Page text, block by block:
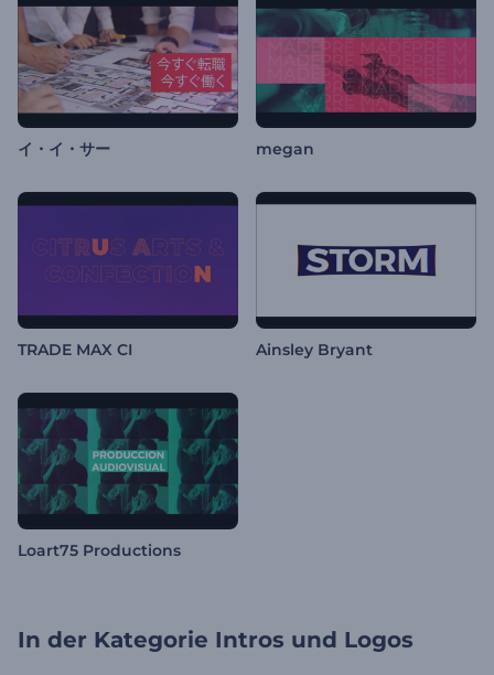
イ・イ・サー megan
TRADE MAX CI Ainsley Bryant
Loart75 Productions
In der Kategorie Intros und Logos